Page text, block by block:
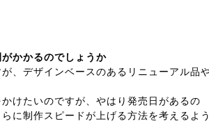
かかるのでしょうか
、デザインベースのあるリニューアル品
けたいのですが、やはり発売日があるの
に制作スピードが上げる方法を考えるよう